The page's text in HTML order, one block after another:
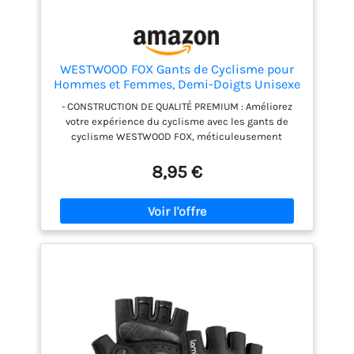
WESTWOOD FOX Gants de Cyclisme pour
Hommes et Femmes, Demi-Doigts Unisexe
avec Gel rembourré antidérapant, Paume
Absorbant Les Chocs et Respirant, Gants
d'été pour vélo MTB (Rouge, L)
- CONSTRUCTION DE QUALITÉ PREMIUM : Améliorez
votre expérience du cyclisme avec les gants de
cyclisme WESTWOOD FOX, méticuleusement
hommes et femmes. Fabriqués à partir de
matériaux de première qualité, notamment des
tissus respirants et des rembourrages durables,
ces gants de vélo de montagne offrent un confort et
des performances inégalés pour les cyclistes de
tous niveaux. - DESIGN UNISEX : Ces gants
garantit que chaque cycliste peut bénéficier du
confort et de la fonctionnalité de nos gants. -
DESIGN A MOITIÉ DE DOIGTS : Conçus avec un style à
demi-doigts, nos gants de vélo de route offrent un
8,95 €